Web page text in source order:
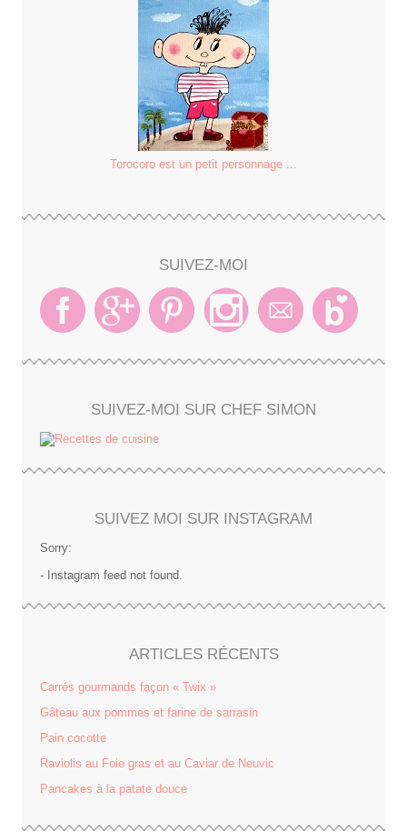
Torocoro est un petit personnage ...
SUIVEZ-MOI
SUIVEZ-MOI SUR CHEF SIMON
SUIVEZ MOI SUR INSTAGRAM
Sorry:
- Instagram feed not found.
ARTICLES RÉCENTS
Carrés gourmands façon « Twix »
Gâteau aux pommes et farine de sarrasin
Pain cocotte
Raviolis au Foie gras et au Caviar de Neuvic
Pancakes à la patate douce